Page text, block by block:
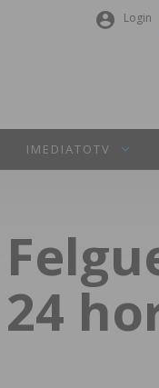
Login
Senha
Perdeu a
IMEDIATOTV